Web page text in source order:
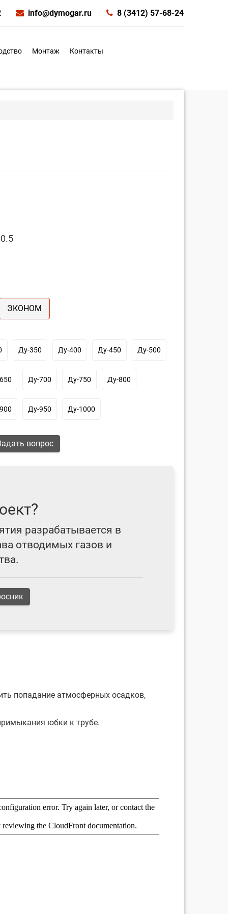
info@dymogar.ru 8 (3412) 57-68-24
Монтаж Контакты
ЭКОНОМ
Ду-350 Ду-400 Ду-450 Ду-500
Ду-700 Ду-750 Ду-800
Ду-950 Ду-1000
вопрос
разрабатывается в
отводимых газов и
попадание атмосферных осадков,
юбки к трубе.